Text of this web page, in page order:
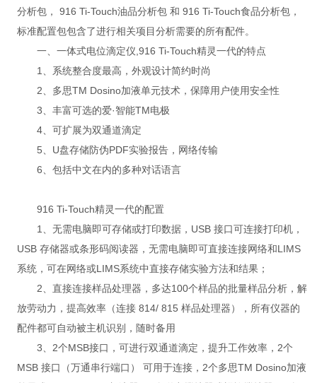
分析包， 916 Ti-Touch油品分析包 和 916 Ti-Touch食品分析包，
标准配置包包含了进行相关项目分析需要的所有配件。
一、一体式电位滴定仪,916 Ti-Touch精灵一代的特点
1、系统整合度最高，外观设计简约时尚
2、多思TM Dosino加液单元技术，保障用户使用安全性
3、丰富可选的爱·智能TM电极
4、可扩展为双通道滴定
5、U盘存储防伪PDF实验报告，网络传输
6、包括中文在内的多种对话语言
916 Ti-Touch精灵一代的配置
1、无需电脑即可存储或打印数据，USB 接口可连接打印机，
USB 存储器或条形码阅读器，无需电脑即可直接连接网络和LIMS
系统，可在网络或LIMS系统中直接存储实验方法和结果；
2、直接连接样品处理器，多达100个样品的批量样品分析，解
放劳动力，提高效率（连接 814/ 815 样品处理器），所有仪器的
配件都可自动被主机识别，随时备用
3、2个MSB接口，可进行双通道滴定，提升工作效率，2个
MSB 接口（万通串行端口） 可用于连接，2个多思TM Dosino加液